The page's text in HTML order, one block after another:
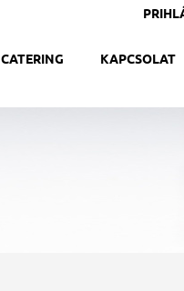
CATERING KAPCSOLAT